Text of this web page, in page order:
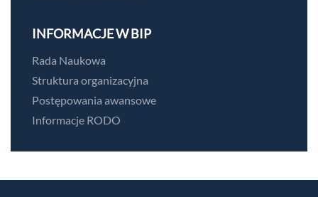
INFORMACJE W BIP
Rada Naukowa
Struktura organizacyjna
Postępowania awansowe
Informacje RODO